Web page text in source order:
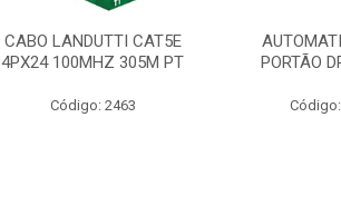
CABO LANDUTTI CAT5E
4PX24 100MHZ 305M PT
Código: 2463
PORTÃO